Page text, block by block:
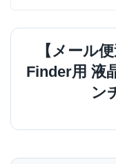
【メール
Finder用 液
ン